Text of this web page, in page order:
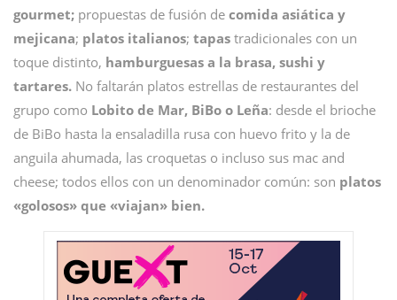
gourmet; propuestas de fusión de comida asiática y
mejicana; platos italianos; tapas tradicionales con un
toque distinto, hamburguesas a la brasa, sushi y
tartares. No faltarán platos estrellas de restaurantes del
grupo como Lobito de Mar, BiBo o Leña: desde el brioche
de BiBo hasta la ensaladilla rusa con huevo frito y la de
anguila ahumada, las croquetas o incluso sus mac and
cheese; todos ellos con un denominador común: son platos
«golosos» que «viajan» bien.